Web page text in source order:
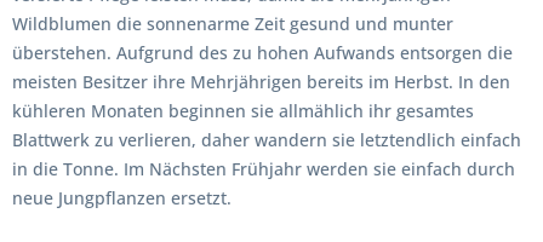
Wildblumen die sonnenarme Zeit gesund und munter
überstehen. Aufgrund des zu hohen Aufwands entsorgen die
meisten Besitzer ihre Mehrjährigen bereits im Herbst. In den
kühleren Monaten beginnen sie allmählich ihr gesamtes
Blattwerk zu verlieren, daher wandern sie letztendlich einfach
in die Tonne. Im Nächsten Frühjahr werden sie einfach durch
neue Jungpflanzen ersetzt.